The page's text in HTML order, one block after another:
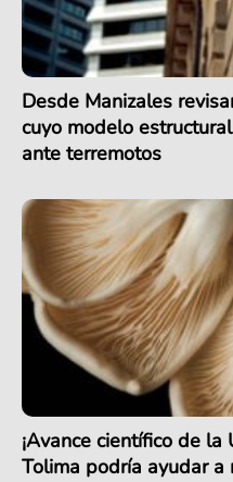
Desde Manizales
cuyo modelo
ante terremotos
¡Avance científico de
Tolima podría ayudar a